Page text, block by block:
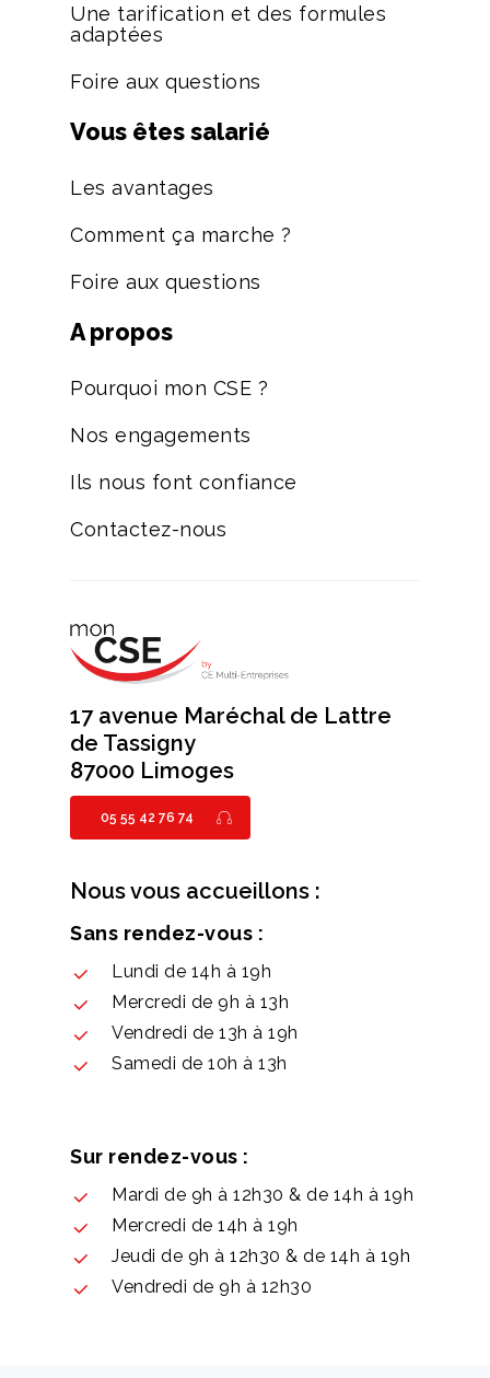
Une tarification et des formules
adaptées
Foire aux questions
Vous êtes salarié
Les avantages
Comment ça marche ?
Foire aux questions
A propos
Pourquoi mon CSE ?
Nos engagements
Ils nous font confiance
Contactez-nous
17 avenue Maréchal de Lattre
de Tassigny
87000 Limoges
05 55 42 76 74
Nous vous accueillons :
Sans rendez-vous :
Lundi de 14h à 19h
Mercredi de 9h à 13h
Vendredi de 13h à 19h
Samedi de 10h à 13h
Sur rendez-vous :
Mardi de 9h à 12h30 & de 14h à 19h
Mercredi de 14h à 19h
Jeudi de 9h à 12h30 & de 14h à 19h
Vendredi de 9h à 12h30